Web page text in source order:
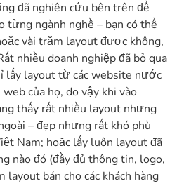
đã nghiên cứu bên trên để
từng ngành nghề – bạn có thể
vài trăm layout được không,
nhiều doanh nghiệp đã bỏ qua
lấy layout từ các website nước
của họ, do vậy khi vào
thấy rất nhiều layout nhưng
– đẹp nhưng rất khó phù
Nam; hoặc lấy luôn layout đã
nào đó (đầy đủ thông tin, logo,
layout bán cho các khách hàng